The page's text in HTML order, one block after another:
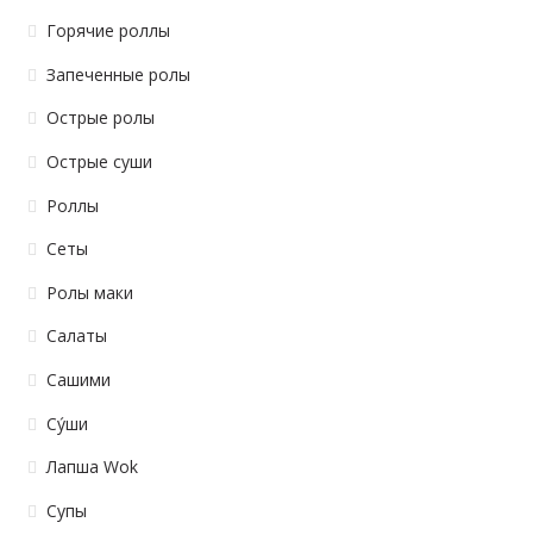
Горячие роллы
Запеченные ролы
Острые ролы
Острые суши
Роллы
Сеты
Ролы маки
Салаты
Сашими
Су́ши
Лапша Wok
Супы